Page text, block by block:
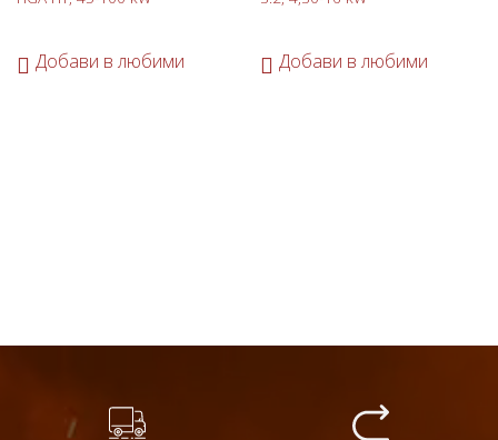
Добави в любими Добави в любими